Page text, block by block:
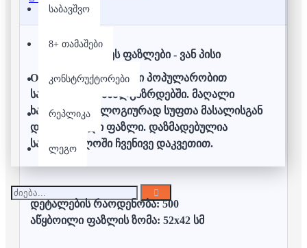
საბავშვო
8+ თამაშები
კონსტრუქტორები
რეპლიკა
ლეგო
ანიმეს ფაზლები - ვან პისი
One Piece - ანიმე დიდი პოპულარობით
სარგებლობს ახალგაზრდებში. მაღალი
ხარისხის ეკოლოგიურად სუფთა მასალისგან
დამზადებული ფაზლი. დაზმადებულია
საქართველოში ჩვენივე დაკვეთით.
დეტალების რაოდენობა: 500
აწყბოილი ფაზლის ზომა: 52x42 სმ